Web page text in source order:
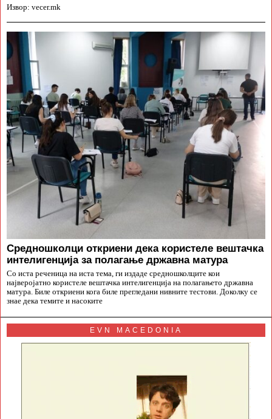
Извор: vecer.mk
Средношколци откриени дека користеле вештачка
интелигенција за полагање државна матура
Со иста реченица на иста тема, ги издаде средношколците кои
најверојатно користеле вештачка интелигенција на полагањето државна
матура. Биле откриени кога биле прегледани нивните тестови. Доколку се
знае дека темите и насоките
EVN MACEDONIA